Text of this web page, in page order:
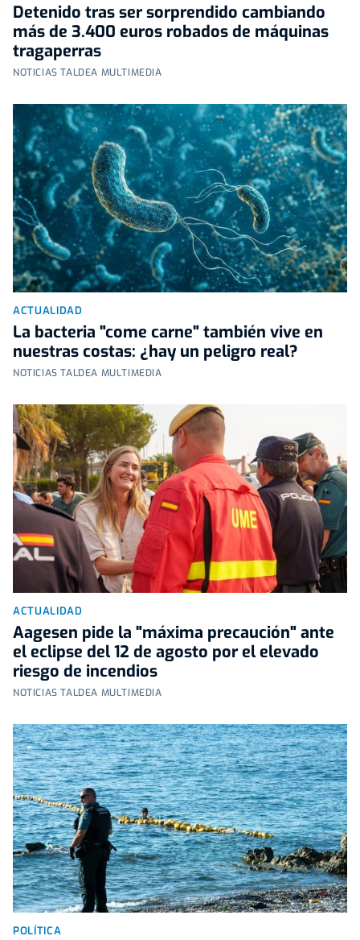
Detenido tras ser sorprendido cambiando
más de 3.400 euros robados de máquinas
tragaperras
NOTICIAS TALDEA MULTIMEDIA
ACTUALIDAD
La bacteria "come carne" también vive en
nuestras costas: ¿hay un peligro real?
NOTICIAS TALDEA MULTIMEDIA
ACTUALIDAD
Aagesen pide la "máxima precaución" ante
el eclipse del 12 de agosto por el elevado
riesgo de incendios
NOTICIAS TALDEA MULTIMEDIA
POLÍTICA